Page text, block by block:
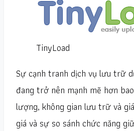
TinyLoad
Sự cạnh tranh dịch vụ lưu trữ
đang trở nên mạnh mẽ hơn
lượng, không gian lưu trữ và
giá và sự so sánh chức năng